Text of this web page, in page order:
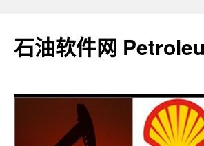
石油软件网